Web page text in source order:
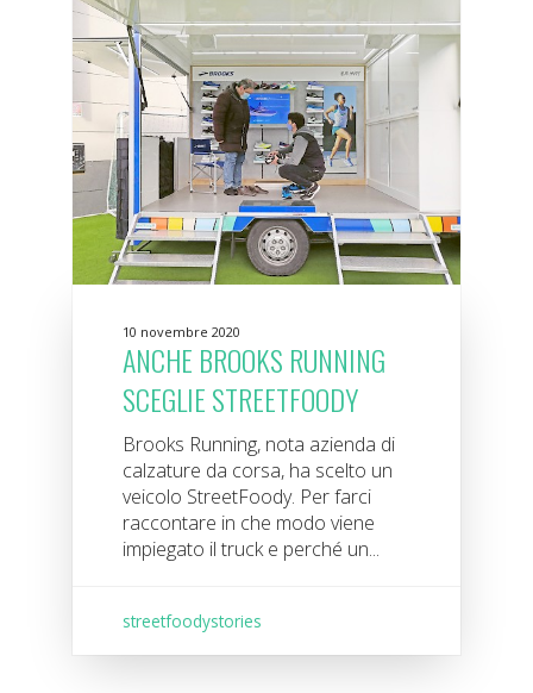
10 novembre 2020
ANCHE BROOKS RUNNING
SCEGLIE STREETFOODY
Brooks Running, nota azienda di
calzature da corsa, ha scelto un
veicolo StreetFoody. Per farci
raccontare in che modo viene
impiegato il truck e perché un...
streetfoodystories